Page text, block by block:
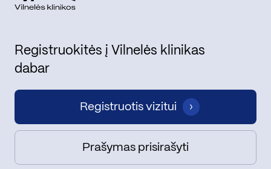
Registruokitės į Vilnelės klinikas
dabar
Registruotis vizitui
Prašymas prisirašyti